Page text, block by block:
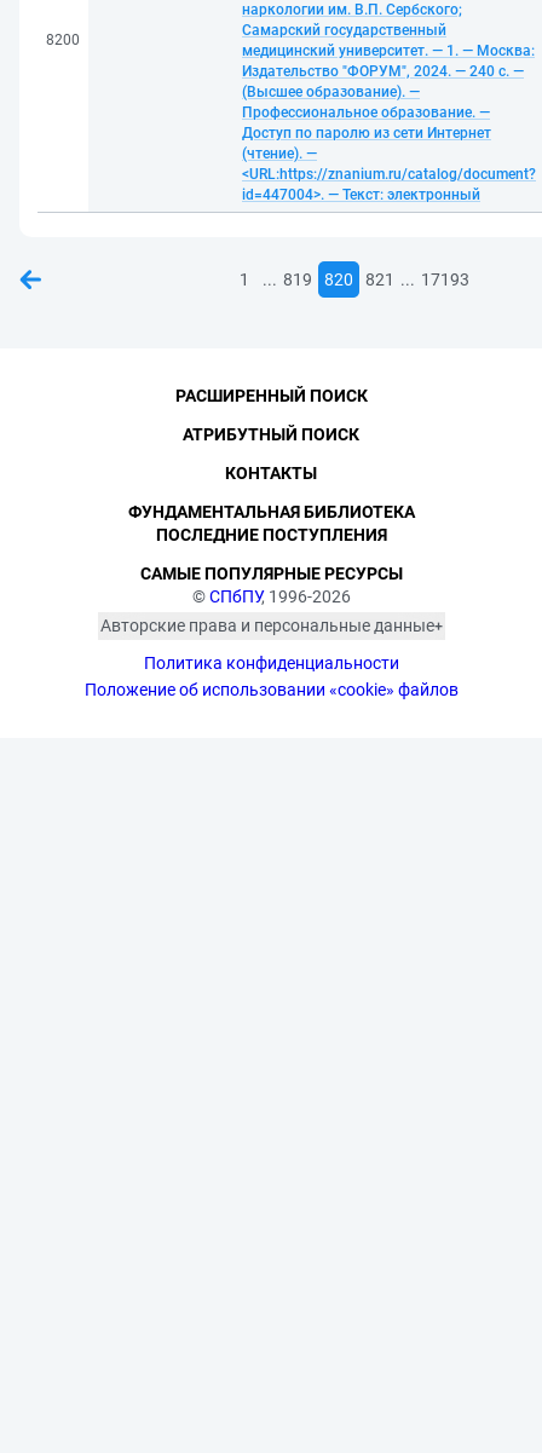
8200
наркологии им. В.П. Сербского;
Самарский государственный
медицинский университет. — 1. — Москва:
Издательство "ФОРУМ", 2024. — 240 с. —
(Высшее образование). —
Профессиональное образование. —
Доступ по паролю из сети Интернет
(чтение). —
<URL:https://znanium.ru/catalog/document?
id=447004>. — Текст: электронный
1 ... 819 820 821 ... 17193
©СПбПУ, 1996-2026
Авторские права и персональные данные
изображённых лиц в соответствии
с требованиями законодательства
Политика конфиденциальности
Положение об использовании «cookie» файлов
РАСШИРЕННЫЙ ПОИСК
АТРИБУТНЫЙ ПОИСК
КОНТАКТЫ
ФУНДАМЕНТАЛЬНАЯ БИБЛИОТЕКА
ПОСЛЕДНИЕ ПОСТУПЛЕНИЯ
САМЫЕ ПОПУЛЯРНЫЕ РЕСУРСЫ